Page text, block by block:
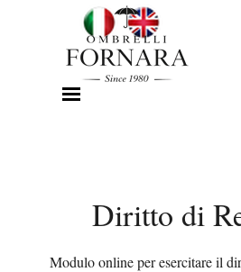
Diritto di
Modulo online per esercitare il